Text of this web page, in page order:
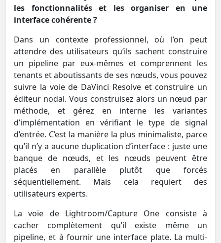
les fonctionnalités et les organiser en une
interface cohérente ?
Dans un contexte professionnel, où l’on peut
attendre des utilisateurs qu’ils sachent construire
un pipeline par eux-mêmes et comprennent les
tenants et aboutissants de ses nœuds, vous pouvez
suivre la voie de DaVinci Resolve et construire un
éditeur nodal. Vous construisez alors un nœud par
méthode, et gérez en interne les variantes
d’implémentation en vérifiant le type de signal
d’entrée. C’est la manière la plus minimaliste, parce
qu’il n’y a aucune duplication d’interface : juste une
banque de nœuds, et les nœuds peuvent être
placés en parallèle plutôt que forcés
séquentiellement. Mais cela requiert des
utilisateurs experts.
La voie de Lightroom/Capture One consiste à
cacher complètement qu’il existe même un
pipeline, et à fournir une interface plate. La multi-